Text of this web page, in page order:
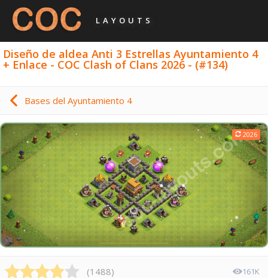
LAYOUTS
Diseño de aldea Anti 3 Estrellas Ayuntamiento 4
+ Enlace - COC Clash of Clans 2026 - (#134)
Bases del Ayuntamiento 4
2026
(1488) 161K